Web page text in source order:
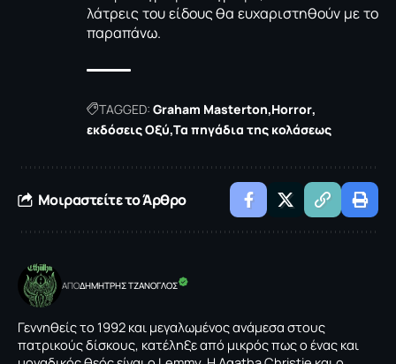
λάτρεις του είδους θα ευχαριστηθούν με το
παραπάνω.
TAGGED: Graham Masterton Horror
εκδόσεις Οξύ Τα πηγάδια της κολάσεως
Μοιραστείτε το Άρθρο
ΑΠΟΔΗΜΗΤΡΗΣ ΤΖΑΝΟΓΛΟΣ
Γεννηθείς το 1992 και μεγαλωμένος ανάμεσα στους
πατρικούς δίσκους, κατέληξε από μικρός πως ο ένας και